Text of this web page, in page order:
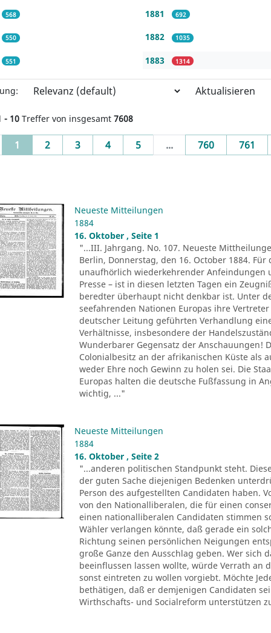
568
550
551
1881 692
1882 1035
1883 1314
Aktualisieren
- 10 Treffer von insgesamt 7608
1 (current)
2 3 4 5 ... 760 761
Neueste Mitteilungen
1884
16. Oktober , Seite 1
"...III. Jahrgang. No. 107. Neueste
Berlin, Donnerstag, den 16. October 1884.
unaufhörlich wiederkehrender
Presse – ist in diesen letzten Tagen ein
beredter überhaupt nicht denkbar ist. Unter
seefahrenden Nationen Europas ihre
deutscher Leitung geführten Verhandlung
Verhältnisse, insbesondere der
Wunderbarer Gegensatz der Anschauungen!
Colonialbesitz an der afrikanischen Küste als
weder Ehre noch Gewinn zu holen sei. Die
Europas halten die deutsche Fußfassung in
wichtig, ..."
Neueste Mitteilungen
1884
16. Oktober , Seite 2
"...anderen politischen Standpunkt steht.
der guten Sache diejenigen Bedenken
Person des aufgestellten Candidaten haben.
von den Nationalliberalen, die für einen
einen nationalliberalen Candidaten stimmen
Wähler verlangen könnte, daß gerade ein
Richtung seinen persönlichen Neigungen
große Ganze den Ausschlag geben. Wer sich
beeinflussen lassen wollte, würde Verrath an
sonst eintreten zu wollen vorgiebt. Möchte
bethätigen, daß er demjenigen Candidaten
Wirthschafts- und Socialreform unterstützen